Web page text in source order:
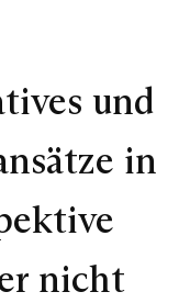
und
in
nicht